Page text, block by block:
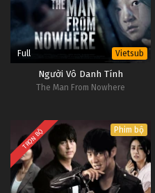
Full Vietsub
Người Vô Danh Tính
The Man From Nowhere
TRỌN BỘ Phim bộ